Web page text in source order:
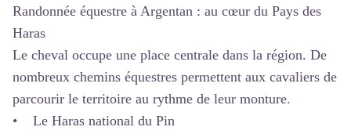
Randonnée équestre à Argentan : au cœur du Pays des
Haras
Le cheval occupe une place centrale dans la région. De
nombreux chemins équestres permettent aux cavaliers de
parcourir le territoire au rythme de leur monture.
• Le Haras national du Pin